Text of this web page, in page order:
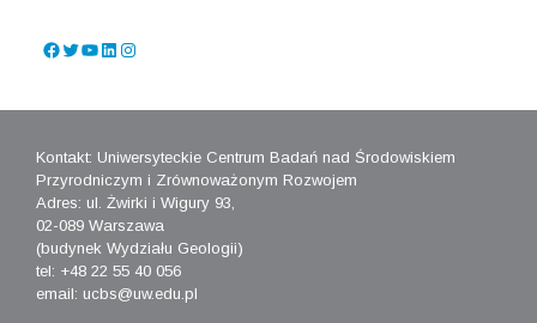
Facebook
Twitter
YouTube
LinkedIn
Instagram
Kontakt: Uniwersyteckie Centrum Badań nad Środowiskiem
Przyrodniczym i Zrównoważonym Rozwojem
Adres: ul. Żwirki i Wigury 93,
02-089 Warszawa
(budynek Wydziału Geologii)
tel: +48 22 55 40 056
email: ucbs@uw.edu.pl